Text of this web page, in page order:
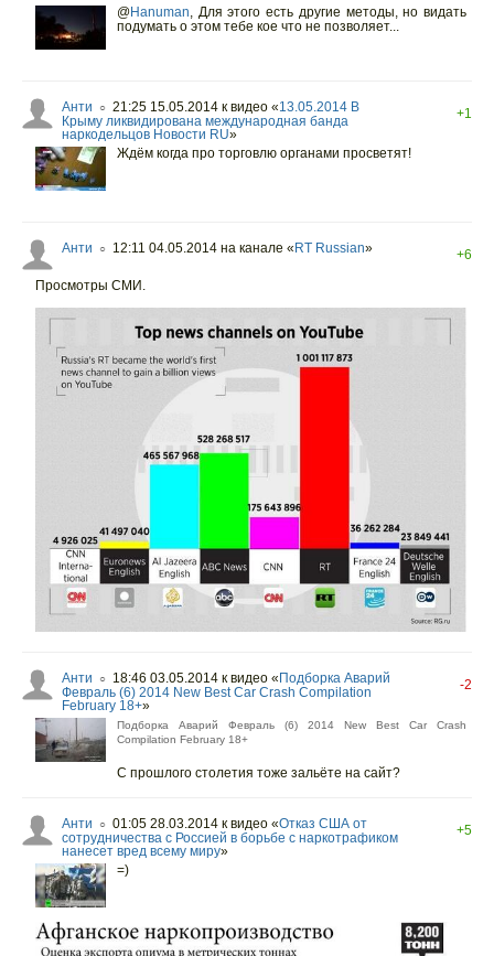
@Hanuman, Для этого есть другие методы, но видать
подумать о этом тебе кое что не позволяет...
Анти ○ 21:25 15.05.2014 к видео «13.05.2014 В
Крыму ликвидирована международная банда
наркодельцов Новости RU»
+1
Ждём когда про торговлю органами просветят!
Анти ○ 12:11 04.05.2014 на канале « RT Russian»
+6
Просмотры СМИ.
Анти ○ 18:46 03.05.2014 к видео «Подборка Аварий
Февраль (6) 2014 New Best Car Crash Compilation
February 18+»
-2
Подборка Аварий Февраль (6) 2014 New Best Car Crash
Compilation February 18+
С прошлого столетия тоже зальёте на сайт?
Анти ○ 01:05 28.03.2014 к видео «Отказ США от
сотрудничества с Россией в борьбе с наркотрафиком
нанесет вред всему миру»
+5
=)